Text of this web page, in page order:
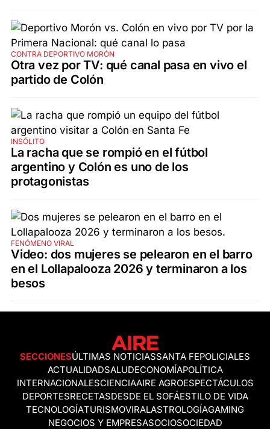
CONTRA DEPORTIVO MORÓN
Otra vez por TV: qué canal pasa en vivo el
partido de Colón
INSÓLITO
La racha que se rompió en el fútbol
argentino y Colón es uno de los
protagonistas
FENÓMENO VIRAL
Video: dos mujeres se pelearon en el barro
en el Lollapalooza 2026 y terminaron a los
besos
SECCIONESÚLTIMAS NOTICIASSANTA FEPOLICIALES
ACTUALIDADSALUDECONOMÍAPOLÍTICA
INTERNACIONALESCIENCIAAIRE AGROESPECTÁCULOS
DEPORTESRECETASDESDE EL SOFÁESTILO DE VIDA
TECNOLOGÍATURISMOVIRALASTROLOGÍAGAMING
NEGOCIOS Y EMPRESASOCIOSOCIEDAD